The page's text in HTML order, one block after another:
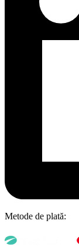
Metode de plată: